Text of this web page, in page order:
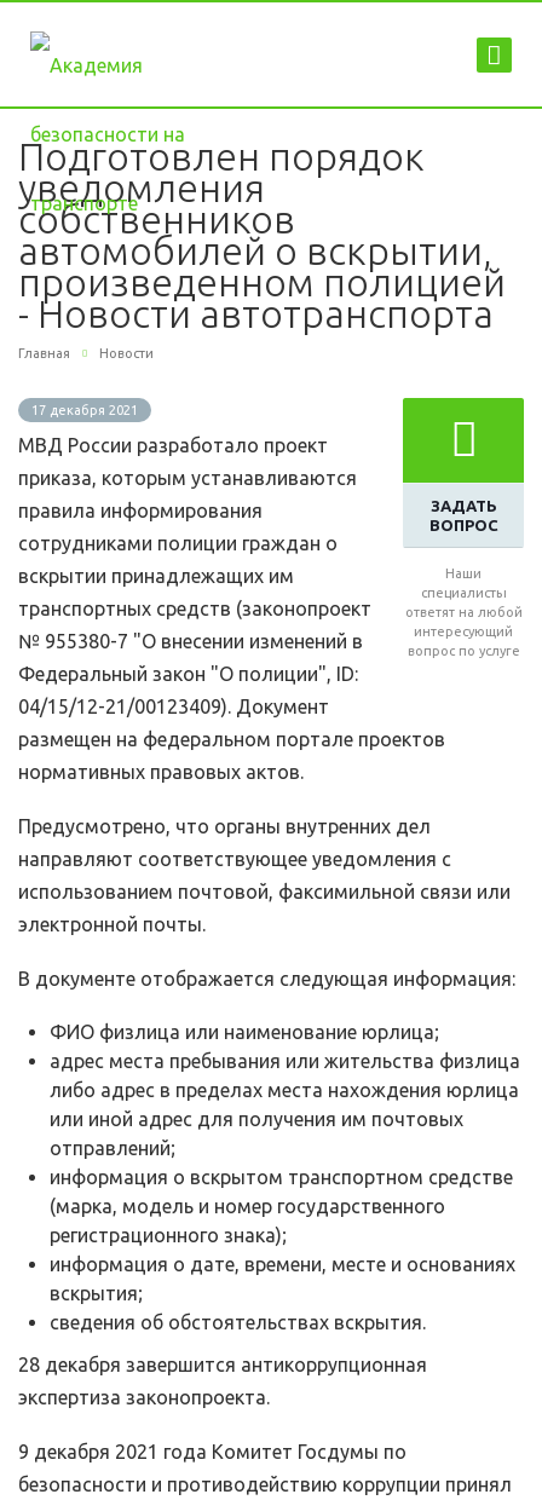
Подготовлен порядок
уведомления
собственников
автомобилей о вскрытии,
произведенном полицией
- Новости автотранспорта
Главная Новости
ЗАДАТЬ
ВОПРОС
Наши
специалисты
ответят на любой
интересующий
вопрос по услуге
17 декабря 2021
МВД России разработало проект
приказа, которым устанавливаются
правила информирования
сотрудниками полиции граждан о
вскрытии принадлежащих им
транспортных средств (законопроект
№ 955380-7 "О внесении изменений в
Федеральный закон "О полиции", ID:
04/15/12-21/00123409). Документ
размещен на федеральном портале проектов
нормативных правовых актов.
Предусмотрено, что органы внутренних дел
направляют соответствующее уведомления с
использованием почтовой, факсимильной связи или
электронной почты.
В документе отображается следующая информация:
ФИО физлица или наименование юрлица;
адрес места пребывания или жительства физлица
либо адрес в пределах места нахождения юрлица
или иной адрес для получения им почтовых
отправлений;
информация о вскрытом транспортном средстве
(марка, модель и номер государственного
регистрационного знака);
информация о дате, времени, месте и основаниях
вскрытия;
сведения об обстоятельствах вскрытия.
28 декабря завершится антикоррупционная
экспертиза законопроекта.
9 декабря 2021 года Комитет Госдумы по
безопасности и противодействию коррупции принял